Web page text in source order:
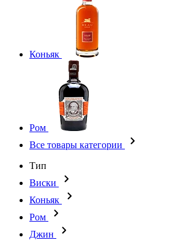
Коньяк
Ром
Все товары категории
Тип
Виски
Коньяк
Ром
Джин